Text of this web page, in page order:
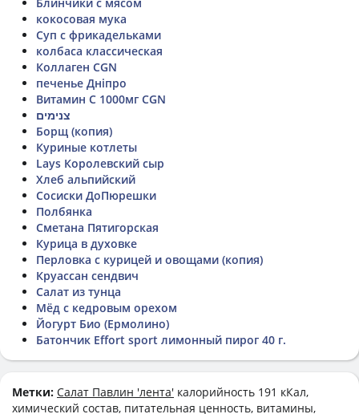
кокосовая мука
Суп с фрикадельками
колбаса классическая
Коллаген CGN
печенье Дніпро
Витамин С 1000мг CGN
צנימים
Борщ (копия)
Куриные котлеты
Lays Королевский сыр
Хлеб альпийский
Сосиски ДоПюрешки
Полбянка
Сметана Пятигорская
Курица в духовке
Перловка с курицей и овощами (копия)
Круассан сендвич
Салат из тунца
Мёд с кедровым орехом
Йогурт Био (Ермолино)
Батончик Effort sport лимонный пирог 40 г.
Метки: Салат Павлин 'лента' калорийность 191 кКал,
химический состав, питательная ценность, витамины,